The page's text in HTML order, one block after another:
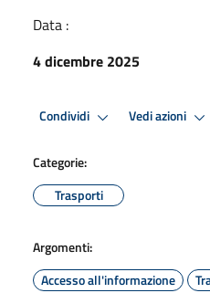
Data :
4 dicembre 2025
Condividi Vedi azioni
Categorie:
Trasporti
Argomenti:
Accesso all'informazione